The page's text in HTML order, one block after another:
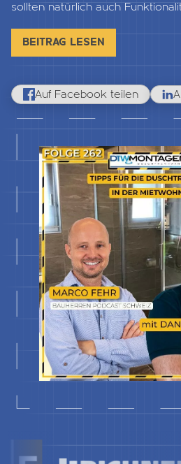
sollten natürlich auch
BEITRAG LESEN
Auf Facebook teilen